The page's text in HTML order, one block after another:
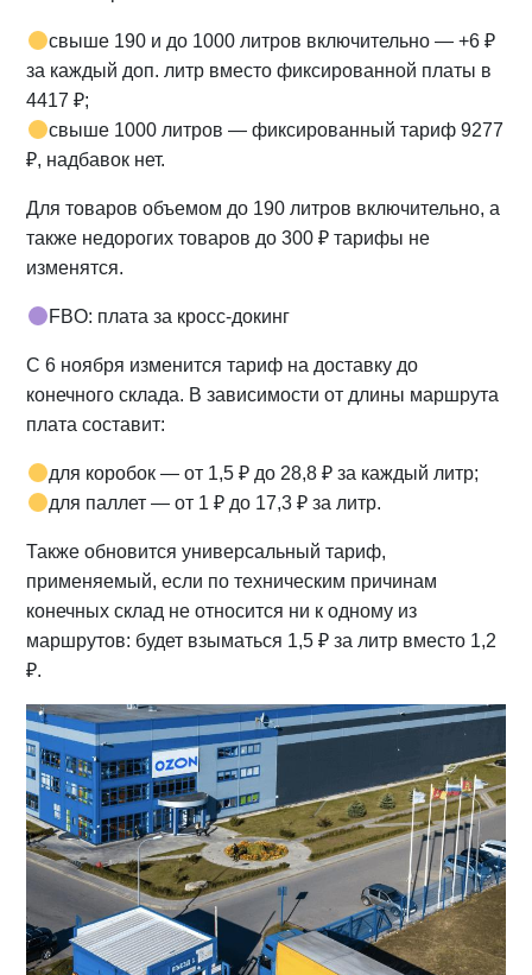
свыше 190 и до 1000 литров включительно — +6 ₽
за каждый доп. литр вместо фиксированной платы в
4417 ₽;
свыше 1000 литров — фиксированный тариф 9277
₽, надбавок нет.
Для товаров объемом до 190 литров включительно, а
также недорогих товаров до 300 ₽ тарифы не
изменятся.
FBO: плата за кросс-докинг
С 6 ноября изменится тариф на доставку до
конечного склада. В зависимости от длины маршрута
плата составит:
для коробок — от 1,5 ₽ до 28,8 ₽ за каждый литр;
для паллет — от 1 ₽ до 17,3 ₽ за литр.
Также обновится универсальный тариф,
применяемый, если по техническим причинам
конечных склад не относится ни к одному из
маршрутов: будет взыматься 1,5 ₽ за литр вместо 1,2
₽.